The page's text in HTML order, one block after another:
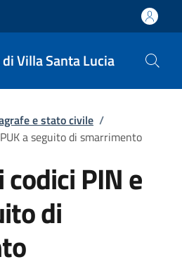
Villa Santa Lucia
e stato civile /
a seguito di smarrimento
PIN e
di